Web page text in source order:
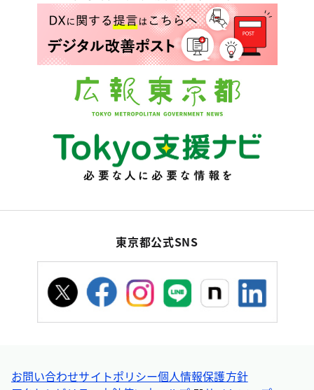
東京都公式SNS
お問い合わせサイトポリシー個人情報保護方針